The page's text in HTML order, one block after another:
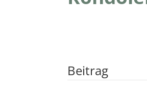
Beitrag